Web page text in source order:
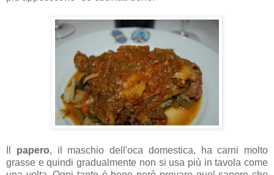
papero, il maschio dell'oca domestica,
ha carni molto
grasse e quindi gradualmente non si usa più in tavola come